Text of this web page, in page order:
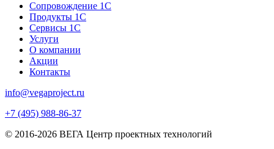
Сопровождение 1С
Продукты 1С
Сервисы 1С
Услуги
О компании
Акции
Контакты
info@vegaproject.ru
+7 (495) 988-86-37
© 2016-2026 ВЕГА Центр проектных технологий